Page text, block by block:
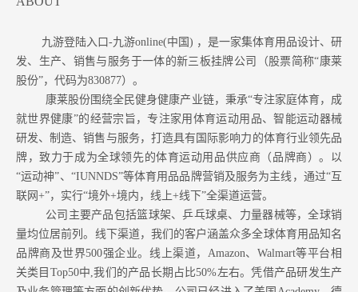
九游登陆入口-九游online(中国) ，是一家集体育用品设计、研
发、生产、销售与服务于一体的新三板挂牌公司（股票简称“康莱
股份”，代码为830877）。
康莱股份围绕全民健身健康产业链，秉承“专注家庭体育，成
就世界健康”的经营宗旨，专注家用体育运动用品、智能运动器械
研发、制造、销售与服务，打造具有国际影响力的体育行业领先品
牌，致力于成为全球领先的体育运动用品供应商（品牌商）。以
“运动神”、“IUNNDS”等体育用品品牌营销及服务为主线，通过“互
联网+”，实行“境外+境内，线上+线下”全渠道运营。
公司主要产品包括篮球架、乒乓球桌、力量器械等，全球销
量均位居前列。 线下渠道，我们的客户涵盖众多全球体育用品知名
品牌商及世界500强企业。 线上渠道，Amazon、Walmart等平台相
关类目Top50中,我们的产品长期占比50%左右。凭借产品研发生产